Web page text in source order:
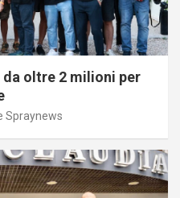
da oltre 2 milioni per
Spraynews